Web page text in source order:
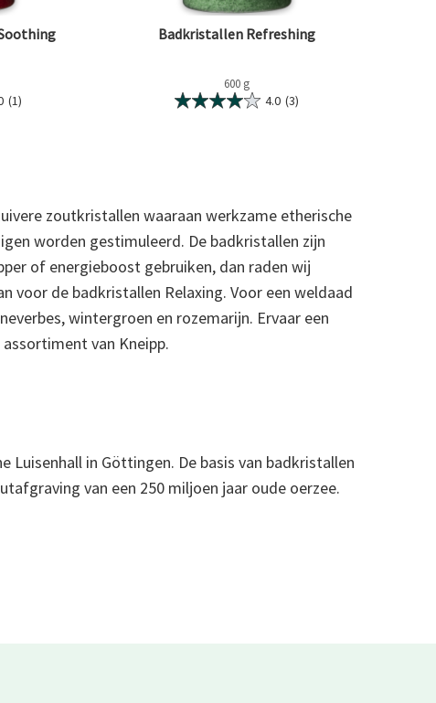
(1)
Badkristallen Refreshing
600 g
4.0 (3)
zoutkristallen waaraan werkzame etherische
worden gestimuleerd. De badkristallen zijn
of energieboost gebruiken, dan raden wij
voor de badkristallen Relaxing. Voor een weldaad
wintergroen en rozemarijn. Ervaar een
van Kneipp.
in Göttingen. De basis van badkristallen
van een 250 miljoen jaar oude oerzee.